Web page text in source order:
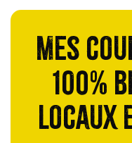
Mes
100%
locaux